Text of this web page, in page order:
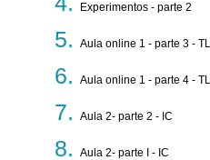
Experimentos - parte 2
Aula online 1 - parte 3 -
Aula online 1 - parte 4 -
Aula 2- parte 2 - IC
Aula 2- parte I - IC